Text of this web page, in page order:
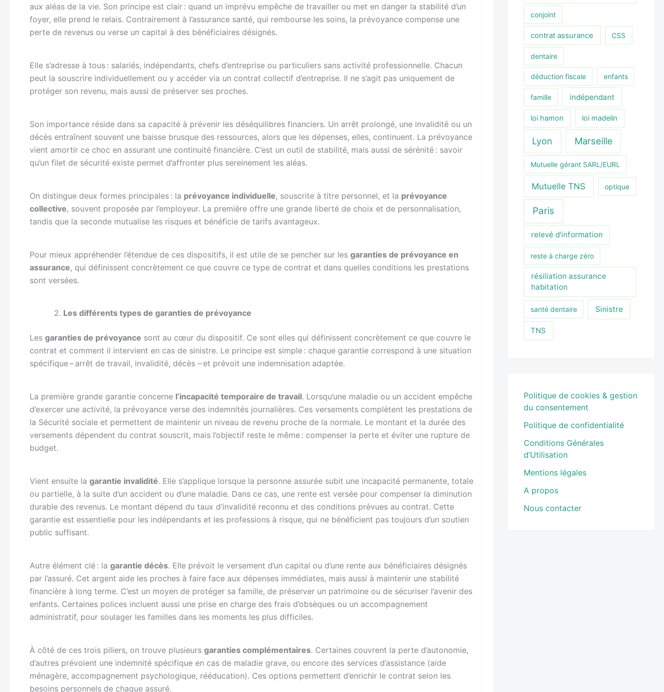
aux aléas de la vie. Son principe est clair : quand un imprévu empêche de travailler ou met en danger la stabilité d’un
foyer, elle prend le relais. Contrairement à l’assurance santé, qui rembourse les soins, la prévoyance compense une
perte de revenus ou verse un capital à des bénéficiaires désignés.
Elle s’adresse à tous : salariés, indépendants, chefs d’entreprise ou particuliers sans activité professionnelle. Chacun
peut la souscrire individuellement ou y accéder via un contrat collectif d’entreprise. Il ne s’agit pas uniquement de
protéger son revenu, mais aussi de préserver ses proches.
Son importance réside dans sa capacité à prévenir les déséquilibres financiers. Un arrêt prolongé, une invalidité ou un
décès entraînent souvent une baisse brusque des ressources, alors que les dépenses, elles, continuent. La prévoyance
vient amortir ce choc en assurant une continuité financière. C’est un outil de stabilité, mais aussi de sérénité : savoir
qu’un filet de sécurité existe permet d’affronter plus sereinement les aléas.
On distingue deux formes principales : la prévoyance individuelle, souscrite à titre personnel, et la prévoyance
collective, souvent proposée par l’employeur. La première offre une grande liberté de choix et de personnalisation,
tandis que la seconde mutualise les risques et bénéficie de tarifs avantageux.
Pour mieux appréhender l’étendue de ces dispositifs, il est utile de se pencher sur les garanties de prévoyance en
assurance, qui définissent concrètement ce que couvre ce type de contrat et dans quelles conditions les prestations
sont versées.
Les différents types de garanties de prévoyance
Les garanties de prévoyance sont au cœur du dispositif. Ce sont elles qui définissent concrètement ce que couvre le
contrat et comment il intervient en cas de sinistre. Le principe est simple : chaque garantie correspond à une situation
spécifique – arrêt de travail, invalidité, décès – et prévoit une indemnisation adaptée.
La première grande garantie concerne l’incapacité temporaire de travail. Lorsqu’une maladie ou un accident empêche
d’exercer une activité, la prévoyance verse des indemnités journalières. Ces versements complètent les prestations de
la Sécurité sociale et permettent de maintenir un niveau de revenu proche de la normale. Le montant et la durée des
versements dépendent du contrat souscrit, mais l’objectif reste le même : compenser la perte et éviter une rupture de
budget.
Vient ensuite la garantie invalidité. Elle s’applique lorsque la personne assurée subit une incapacité permanente, totale
ou partielle, à la suite d’un accident ou d’une maladie. Dans ce cas, une rente est versée pour compenser la diminution
durable des revenus. Le montant dépend du taux d’invalidité reconnu et des conditions prévues au contrat. Cette
garantie est essentielle pour les indépendants et les professions à risque, qui ne bénéficient pas toujours d’un soutien
public suffisant.
Autre élément clé : la garantie décès. Elle prévoit le versement d’un capital ou d’une rente aux bénéficiaires désignés
par l’assuré. Cet argent aide les proches à faire face aux dépenses immédiates, mais aussi à maintenir une stabilité
financière à long terme. C’est un moyen de protéger sa famille, de préserver un patrimoine ou de sécuriser l’avenir des
enfants. Certaines polices incluent aussi une prise en charge des frais d’obsèques ou un accompagnement
administratif, pour soulager les familles dans les moments les plus difficiles.
À côté de ces trois piliers, on trouve plusieurs garanties complémentaires. Certaines couvrent la perte d’autonomie,
d’autres prévoient une indemnité spécifique en cas de maladie grave, ou encore des services d’assistance (aide
ménagère, accompagnement psychologique, rééducation). Ces options permettent d’enrichir le contrat selon les
besoins personnels de chaque assuré.
conjoint
contrat assurance CSS
dentaire
déduction fiscale enfants
famille indépendant
loi hamon loi madelin
Lyon Marseille
Mutuelle gérant SARL/EURL
Mutuelle TNS optique
Paris
relevé d'information
reste à charge zéro
résiliation assurance
habitation
santé dentaire Sinistre
TNS
Politique de cookies & gestion
du consentement
Politique de confidentialité
Conditions Générales
d’Utilisation
Mentions légales
A propos
Nous contacter